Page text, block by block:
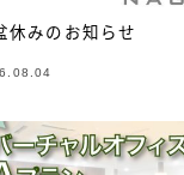
休みのお知らせ